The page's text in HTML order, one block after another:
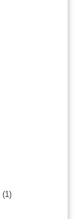
(1)